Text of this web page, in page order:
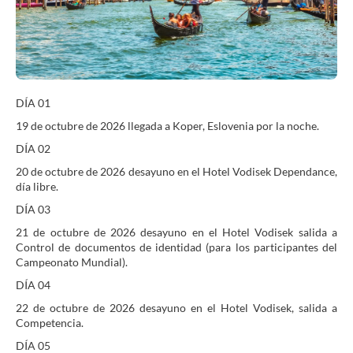
DÍA 01
19 de octubre de 2026 llegada a Koper, Eslovenia por la noche.
DÍA 02
20 de octubre de 2026 desayuno en el Hotel Vodisek Dependance,
día libre.
DÍA 03
21 de octubre de 2026 desayuno en el Hotel Vodisek salida a
Control de documentos de identidad (para los participantes del
Campeonato Mundial).
DÍA 04
22 de octubre de 2026 desayuno en el Hotel Vodisek, salida a
Competencia.
DÍA 05